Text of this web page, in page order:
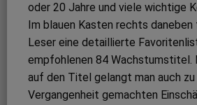
oder 20 Jahre und viele wichtige
Im blauen Kasten rechts daneben
Leser eine detaillierte
empfohlenen 84 Wachstumstitel.
auf den Titel gelangt man auch zu
Vergangenheit gemachten